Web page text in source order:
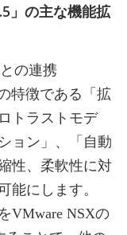
」の主な機能拡
の連携
特徴である「拡
トラストモデ
ョン」、「自動
性、柔軟性に対
能にします。
VMware NSXの